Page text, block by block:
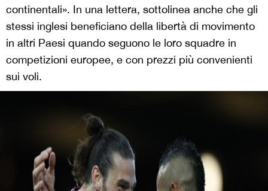
continentali». In una lettera, sottolinea anche che gli
stessi inglesi beneficiano della libertà di movimento
in altri Paesi quando seguono le loro squadre in
competizioni europee, e con prezzi più convenienti
sui voli.